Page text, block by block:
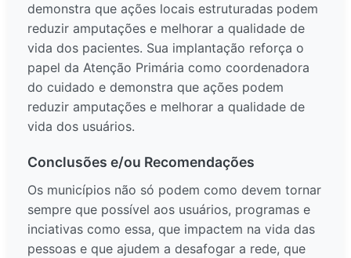
demonstra que ações locais estruturadas podem
reduzir amputações e melhorar a qualidade de
vida dos pacientes. Sua implantação reforça o
papel da Atenção Primária como coordenadora
do cuidado e demonstra que ações podem
reduzir amputações e melhorar a qualidade de
vida dos usuários.
Conclusões e/ou Recomendações
Os municípios não só podem como devem tornar
sempre que possível aos usuários, programas e
inciativas como essa, que impactem na vida das
pessoas e que ajudem a desafogar a rede, que